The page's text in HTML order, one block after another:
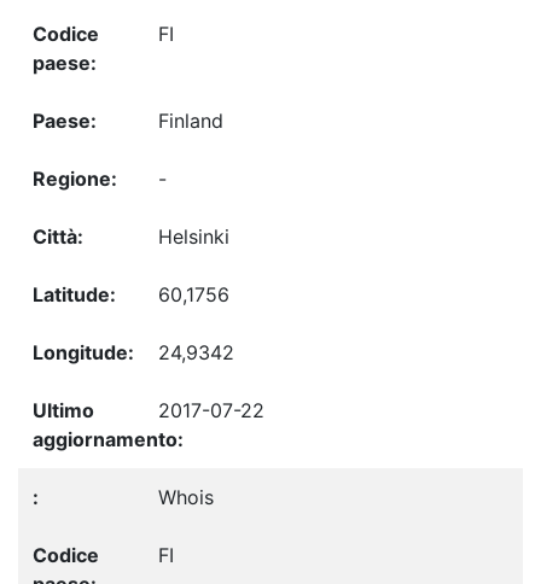
FI
Finland
-
Helsinki
60,1756
24,9342
2017-07-22
Whois
FI